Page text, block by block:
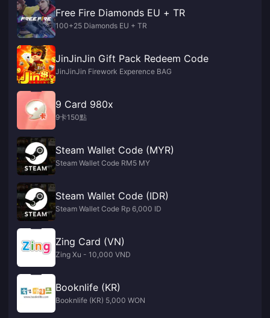
Free Fire Diamonds EU + TR
100+25 Diamonds EU + TR
JinJinJin Gift Pack Redeem Code
JinJinJin Firework Experence BAG
9 Card 980x
9卡150點
Steam Wallet Code (MYR)
Steam Wallet Code RM5 MY
Steam Wallet Code (IDR)
Steam Wallet Code Rp 6,000 ID
Zing Card (VN)
Zing Xu - 10,000 VND
Booknlife (KR)
Booknlife (KR) 5,000 WON